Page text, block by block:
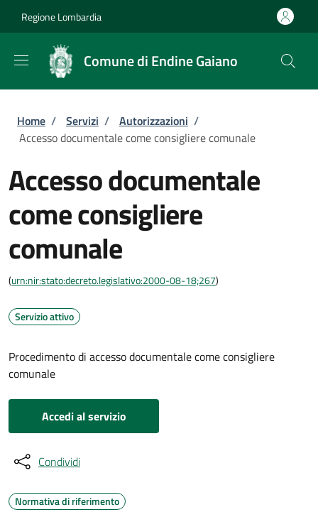
Regione Lombardia
Comune di Endine Gaiano
Briciole di pane
Home / Servizi / Autorizzazioni /
Accesso documentale come consigliere comunale
Accesso documentale
come consigliere
comunale
(urn:nir:stato:decreto.legislativo:2000-08-18;267)
Servizio attivo
Procedimento di accesso documentale come consigliere
comunale
Accedi al servizio
Condividi
Normativa di riferimento